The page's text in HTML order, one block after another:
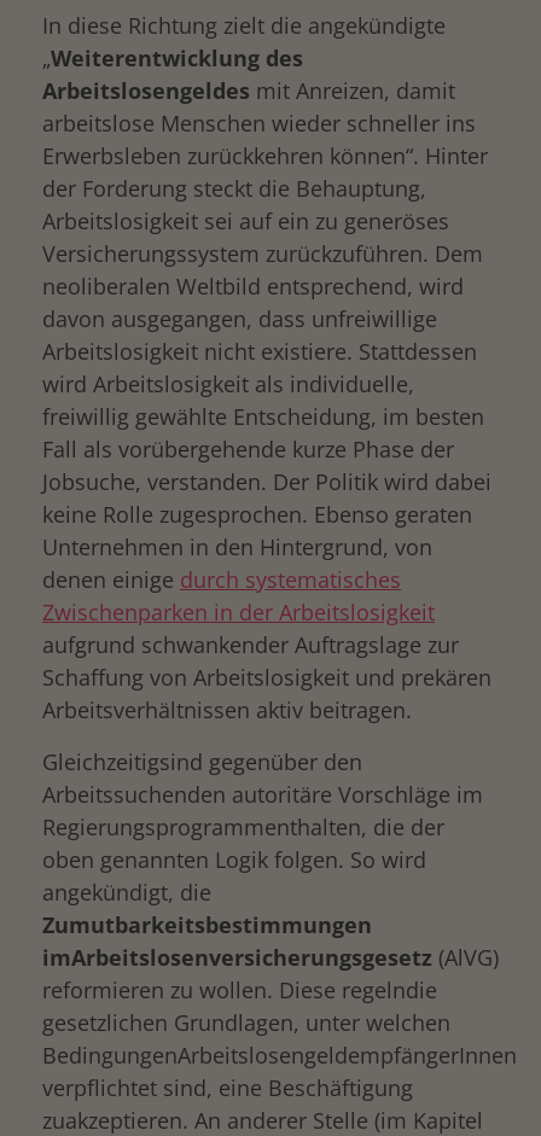
In diese Richtung zielt die angekündigte
„Weiterentwicklung des
Arbeitslosengeldes mit Anreizen, damit
arbeitslose Menschen wieder schneller ins
Erwerbsleben zurückkehren können“. Hinter
der Forderung steckt die Behauptung,
Arbeitslosigkeit sei auf ein zu generöses
Versicherungssystem zurückzuführen. Dem
neoliberalen Weltbild entsprechend, wird
davon ausgegangen, dass unfreiwillige
Arbeitslosigkeit nicht existiere. Stattdessen
wird Arbeitslosigkeit als individuelle,
freiwillig gewählte Entscheidung, im besten
Fall als vorübergehende kurze Phase der
Jobsuche, verstanden. Der Politik wird dabei
keine Rolle zugesprochen. Ebenso geraten
Unternehmen in den Hintergrund, von
denen einige durch systematisches
Zwischenparken in der Arbeitslosigkeit
aufgrund schwankender Auftragslage zur
Schaffung von Arbeitslosigkeit und prekären
Arbeitsverhältnissen aktiv beitragen.
Gleichzeitigsind gegenüber den
Arbeitssuchenden autoritäre Vorschläge im
Regierungsprogrammenthalten, die der
oben genannten Logik folgen. So wird
angekündigt, die
Zumutbarkeitsbestimmungen
imArbeitslosenversicherungsgesetz (AlVG)
reformieren zu wollen. Diese regelndie
gesetzlichen Grundlagen, unter welchen
BedingungenArbeitslosengeldempfängerInnen
verpflichtet sind, eine Beschäftigung
zuakzeptieren. An anderer Stelle (im Kapitel